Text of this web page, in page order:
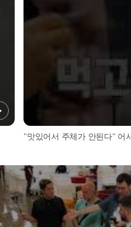
"맛있어서 주체가 안된다" 어